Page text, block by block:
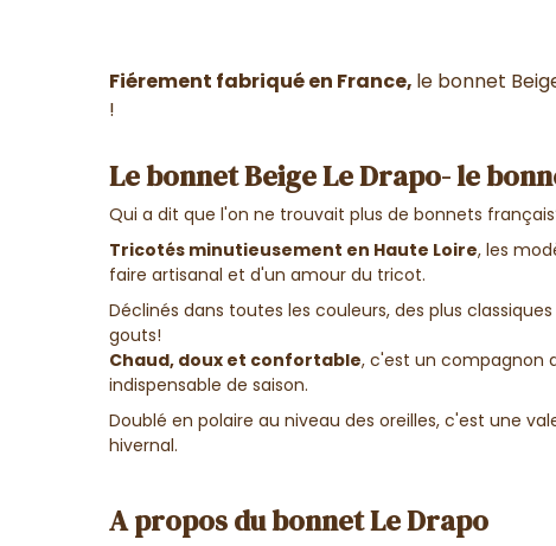
Fiérement fabriqué en France, le bonnet
!
Le bonnet Beige Le Drapo- le
Qui a dit que l'on ne trouvait plus de bonnets
Tricotés minutieusement en Haute Loire, les
faire artisanal et d'un amour du tricot.
Déclinés dans toutes les couleurs, des plus
gouts!
Chaud, doux et confortable, c'est un compagnon
indispensable de saison.
Doublé en polaire au niveau des oreilles, c'est une
hivernal.
A propos du bonnet Le Drapo